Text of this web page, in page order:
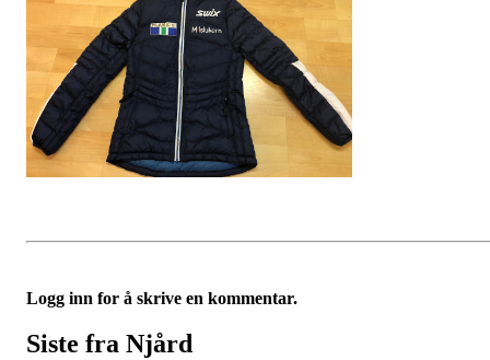
Logg inn for å skrive en kommentar.
Siste fra Njård